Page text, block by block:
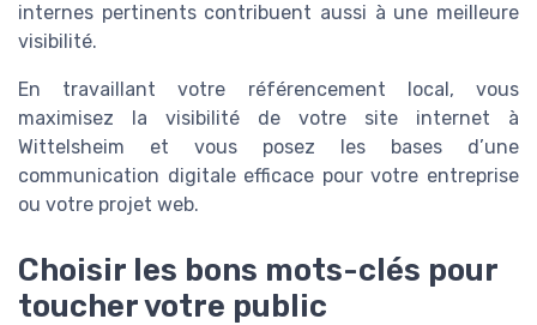
internes pertinents contribuent aussi à une meilleure
visibilité.
En travaillant votre référencement local, vous
maximisez la visibilité de votre site internet à
Wittelsheim et vous posez les bases d’une
communication digitale efficace pour votre entreprise
ou votre projet web.
Choisir les bons mots-clés pour
toucher votre public